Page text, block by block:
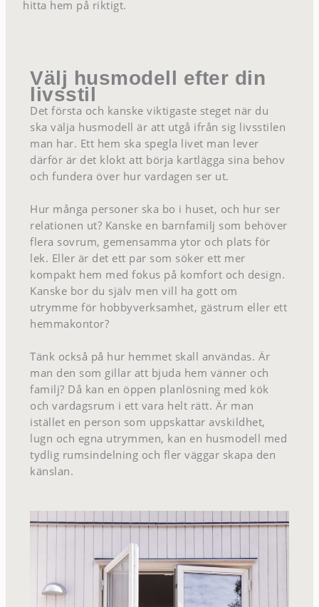
hitta hem på riktigt.
Välj husmodell efter din
livsstil
Det första och kanske viktigaste steget när du
ska välja husmodell är att utgå ifrån sig livsstilen
man har. Ett hem ska spegla livet man lever
därför är det klokt att börja kartlägga sina behov
och fundera över hur vardagen ser ut.
Hur många personer ska bo i huset, och hur ser
relationen ut? Kanske en barnfamilj som behöver
flera sovrum, gemensamma ytor och plats för
lek. Eller är det ett par som söker ett mer
kompakt hem med fokus på komfort och design.
Kanske bor du själv men vill ha gott om
utrymme för hobbyverksamhet, gästrum eller ett
hemmakontor?
Tänk också på hur hemmet skall användas. Är
man den som gillar att bjuda hem vänner och
familj? Då kan en öppen planlösning med kök
och vardagsrum i ett vara helt rätt. Är man
istället en person som uppskattar avskildhet,
lugn och egna utrymmen, kan en husmodell med
tydlig rumsindelning och fler väggar skapa den
känslan.